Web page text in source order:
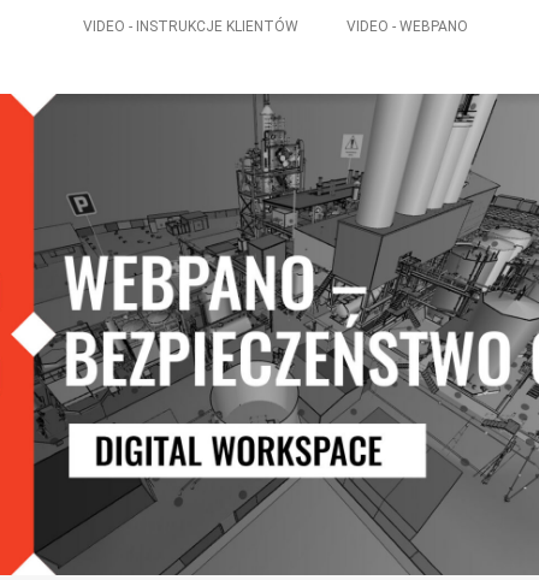
VIDEO - INSTRUKCJE KLIENTÓW VIDEO - WEBPANO